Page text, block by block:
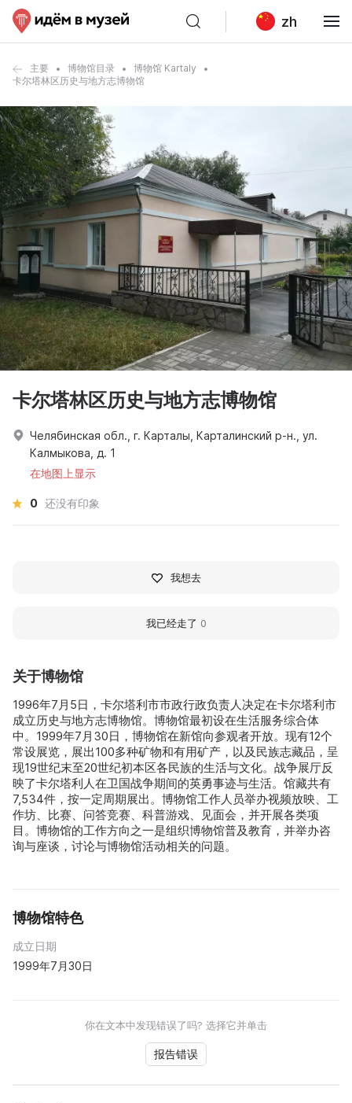
zh
主要 博物馆目录
博物馆 Kartaly
卡尔塔林区历史与地方志博物馆
关于博物馆
1996年7月5日，卡尔塔利市市政行政负责人决定在卡尔塔利市
成立历史与地方志博物馆。博物馆最初设在生活服务综合体
中。1999年7月30日，博物馆在新馆向参观者开放。现有12个
常设展览，展出100多种矿物和有用矿产，以及民族志藏品，呈
现19世纪末至20世纪初本区各民族的生活与文化。战争展厅反
映了卡尔塔利人在卫国战争期间的英勇事迹与生活。馆藏共有
7,534件，按一定周期展出。博物馆工作人员举办视频放映、工
作坊、比赛、问答竞赛、科普游戏、见面会，并开展各类项
目。博物馆的工作方向之一是组织博物馆普及教育，并举办咨
询与座谈，讨论与博物馆活动相关的问题。
博物馆特色
成立日期
1999年7月30日
你在文本中发现错误了吗? 选择它并单击
报告错误
卡尔塔林区历史与地方志博物馆
Челябинская обл., г. Карталы, Карталинский р-н., ул.
Калмыкова, д. 1
在地图上显示
0 还没有印象
我想去
我已经走了 0